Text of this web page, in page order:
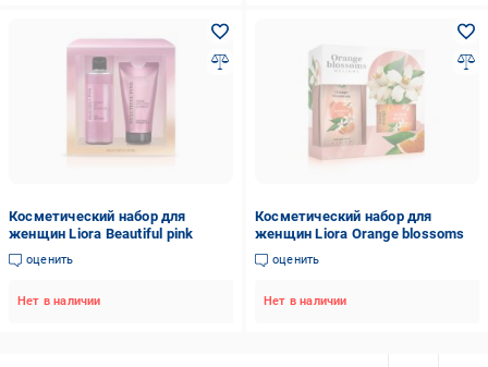
Косметический набор для
женщин Liora Beautiful pink
оценить
Нет в наличии
Косметический набор для
женщин Liora Orange blossoms
оценить
Нет в наличии